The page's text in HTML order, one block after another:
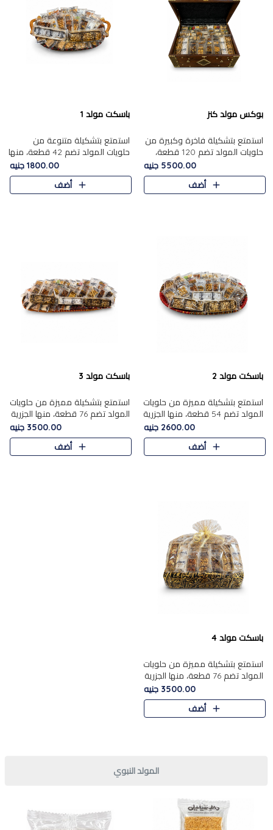
بوكس مولد كنز
استمتع بتشكيلة فاخرة وكبيرة من
حلويات المولد تضم 120 قطعة،
5500.00 جنيه
أضف
باسكت مولد 1
استمتع بتشكيلة متنوعة من
حلويات المولد تضم 42 قطعة، منها
علي بابا بالمكسرات و،.....1800.00 جنيه
أضف
باسكت مولد 2
استمتع بتشكيلة مميزة من حلويات
المولد تضم 54 قطعة، منها الجزرية
بالفول والبندق، علي بابا بالمكسرات،
ا.....
2600.00 جنيه
أضف
باسكت مولد 3
استمتع بتشكيلة مميزة من حلويات
المولد تضم 76 قطعة، منها الجزرية
بالفول والبندق، علي باب........
3500.00 جنيه
أضف
باسكت مولد 4
استمتع بتشكيلة مميزة من حلويات
المولد تضم 76 قطعة، منها الجزرية
بالفول والبندق، علي بابا
بالمكسرات.......
3500.00 جنيه
أضف
المولد النبوي